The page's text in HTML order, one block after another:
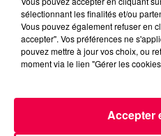
Escobar.mp3
sélectionnant les finalités et/ou
Vous pouvez également refuser en
accepter". Vos préférences ne
pouvez mettre à jour vos choix, ou
moment via le lien "Gérer les
Accepter